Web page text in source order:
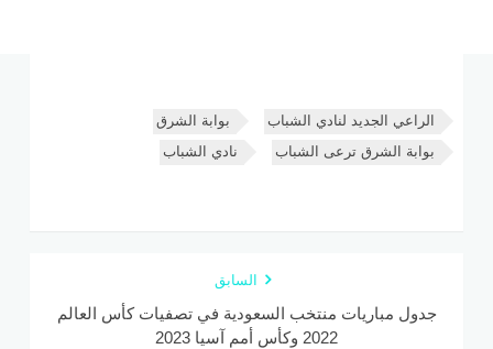
الراعي الجديد لنادي الشباب
بوابة الشرق
بوابة الشرق ترعى الشباب
نادي الشباب
السابق
جدول مباريات منتخب السعودية في تصفيات كأس العالم
2022 وكأس أمم آسيا 2023